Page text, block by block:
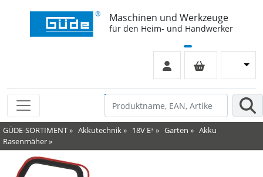
Maschinen und Werkzeuge
für den Heim- und Handwerker
GÜDE-SORTIMENT» Akkutechnik» 18V E³ » Garten » Akku
Rasenmäher»